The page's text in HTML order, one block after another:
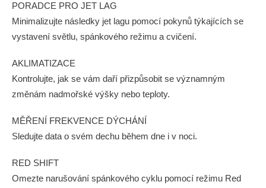
PORADCE PRO JET LAG
Minimalizujte následky jet lagu pomocí pokynů týkajících se
vystavení světlu, spánkového režimu a cvičení.
AKLIMATIZACE
Kontrolujte, jak se vám daří přizpůsobit se významným
změnám nadmořské výšky nebo teploty.
MĚŘENÍ FREKVENCE DÝCHÁNÍ
Sledujte data o svém dechu během dne i v noci.
RED SHIFT
Omezte narušování spánkového cyklu pomocí režimu Red